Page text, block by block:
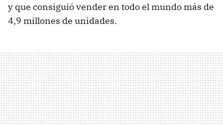
y que consiguió vender en todo el mundo más de
4,9 millones de unidades.